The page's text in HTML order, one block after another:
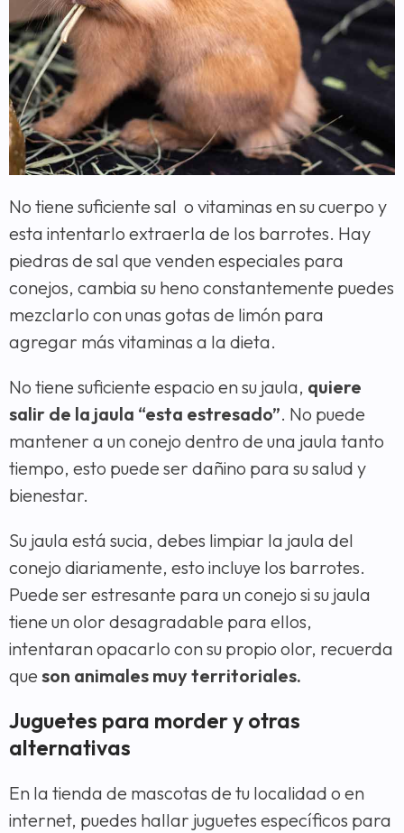
No tiene suficiente sal o vitaminas en su cuerpo y
esta intentarlo extraerla de los barrotes. Hay
piedras de sal que venden especiales para
conejos, cambia su heno constantemente puedes
mezclarlo con unas gotas de limón para
agregar más vitaminas a la dieta.
No tiene suficiente espacio en su jaula, quiere
salir de la jaula “esta estresado”. No puede
mantener a un conejo dentro de una jaula tanto
tiempo, esto puede ser dañino para su salud y
bienestar.
Su jaula está sucia, debes limpiar la jaula del
conejo diariamente, esto incluye los barrotes.
Puede ser estresante para un conejo si su jaula
tiene un olor desagradable para ellos,
intentaran opacarlo con su propio olor, recuerda
que son animales muy territoriales.
Juguetes para morder y otras
alternativas
En la tienda de mascotas de tu localidad o en
internet, puedes hallar juguetes específicos para